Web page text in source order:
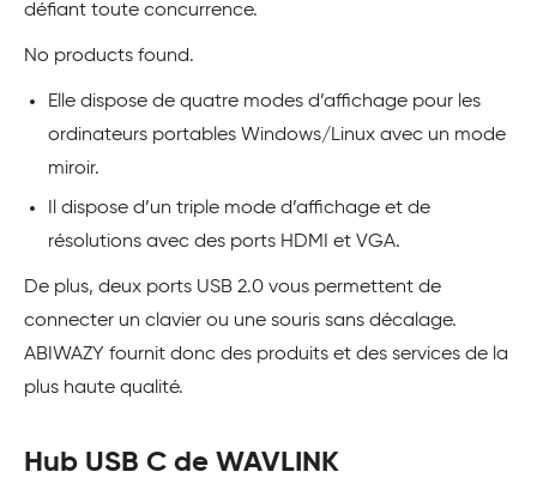
défiant toute concurrence.
No products found.
Elle dispose de quatre modes d’affichage pour les
ordinateurs portables Windows/Linux avec un mode
miroir.
Il dispose d’un triple mode d’affichage et de
résolutions avec des ports HDMI et VGA.
De plus, deux ports USB 2.0 vous permettent de
connecter un clavier ou une souris sans décalage.
ABIWAZY fournit donc des produits et des services de la
plus haute qualité.
Hub USB C de WAVLINK